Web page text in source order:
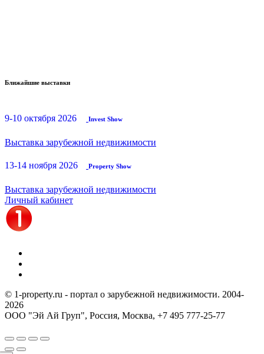
Ближайшие выставки
9-10 октября 2026 Invest Show
Выставка зарубежной недвижимости
13-14 ноября 2026 Property Show
Выставка зарубежной недвижимости
Личный кабинет
© 1-property.ru - портал о зарубежной недвижимости. 2004-
2026
ООО "Эй Ай Груп", Россия, Москва, +7 495 777-25-77